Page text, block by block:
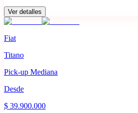
Ver detalles
Fiat
Titano
Pick-up Mediana
Desde
$ 39.900.000